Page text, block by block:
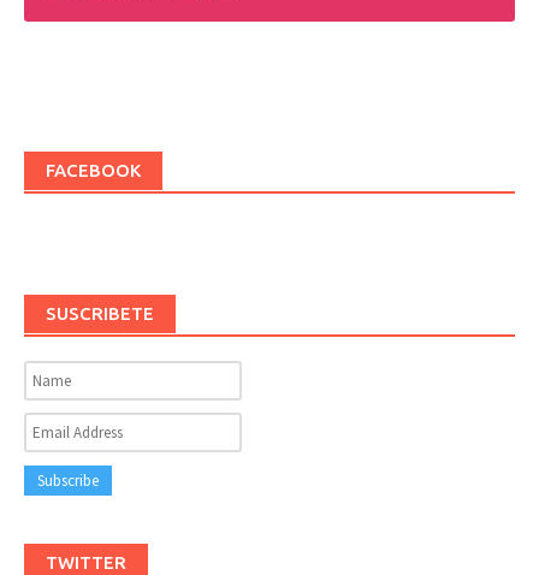
FACEBOOK
SUSCRIBETE
TWITTER